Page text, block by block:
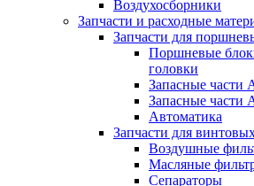
Воздухосборники
Запчасти и расходные
Запчасти для
Поршневые
головки
Запасные части
Запасные
Автоматика
Запчасти для
Воздушные
Масляные
Сепараторы